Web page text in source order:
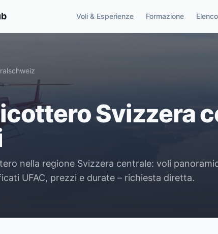
Voli & Esperienze Formazione Elenco
Svizzera
nella regione Svizzera centrale: voli
UFAC, prezzi e durate – richiesta diretta.